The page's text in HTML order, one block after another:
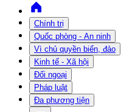
Chính trị
Quốc phòng - An ninh
Vì chủ quyền biển, đảo
Kinh tế - Xã hội
Đối ngoại
Pháp luật
Đa phương tiện